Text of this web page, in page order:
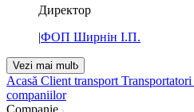
Директор
|ФОП Ширнін І.П.
Vezi mai mult
Acasă Client transport Transportatori
companiilor